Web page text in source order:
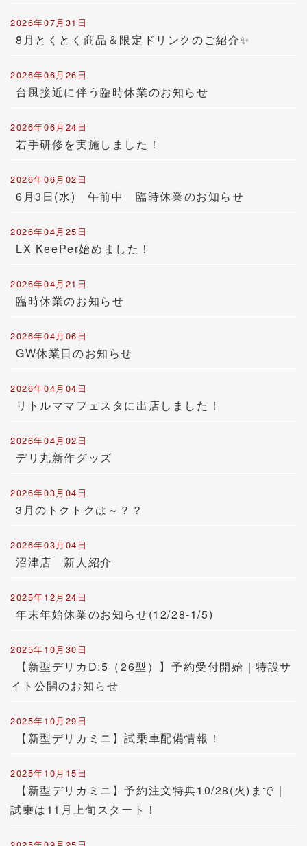
2026年07月31日
8月とくとく商品＆限定ドリンクのご紹介✨
2026年06月26日
台風接近に伴う臨時休業のお知らせ
2026年06月24日
若手研修を実施しました！
2026年06月02日
6月3日(水) 午前中 臨時休業のお知らせ
2026年04月25日
LX KeePer始めました！
2026年04月21日
臨時休業のお知らせ
2026年04月06日
GW休業日のお知らせ
2026年04月04日
リトルママフェスタに出店しました！
2026年04月02日
デリ丸新作グッズ
2026年03月04日
3月のトクトクは～？？
2026年03月04日
沼津店 新人紹介
2025年12月24日
年末年始休業のお知らせ(12/28-1/5)
2025年10月30日
【新型デリカD:5（26型）】予約受付開始｜特設サ
イト公開のお知らせ
2025年10月29日
【新型デリカミニ】試乗車配備情報！
2025年10月15日
【新型デリカミニ】予約注文特典10/28(火)まで｜
試乗は11月上旬スタート！